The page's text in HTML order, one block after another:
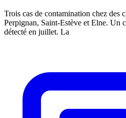
Trois cas de contamination chez des
Perpignan, Saint-Estève et Elne. Un
détecté en juillet. La